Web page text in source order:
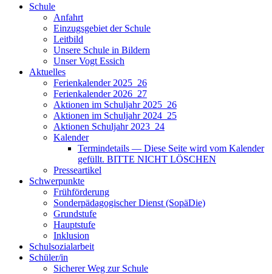
Schule
Anfahrt
Einzugsgebiet der Schule
Leitbild
Unsere Schule in Bildern
Unser Vogt Essich
Aktuelles
Ferienkalender 2025_26
Ferienkalender 2026_27
Aktionen im Schuljahr 2025_26
Aktionen im Schuljahr 2024_25
Aktionen Schuljahr 2023_24
Kalender
Termindetails — Diese Seite wird vom Kalender
gefüllt. BITTE NICHT LÖSCHEN
Presseartikel
Schwerpunkte
Frühförderung
Sonderpädagogischer Dienst (SopäDie)
Grundstufe
Hauptstufe
Inklusion
Schulsozialarbeit
Schüler/in
Sicherer Weg zur Schule